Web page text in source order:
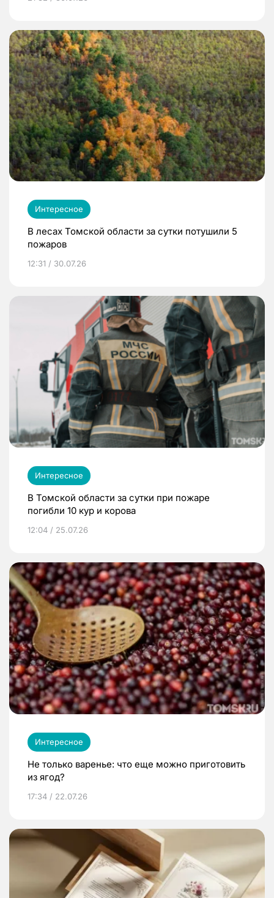
Интересное
В лесах Томской области за сутки потушили 5
пожаров
12:31 / 30.07.26
Интересное
В Томской области за сутки при пожаре
погибли 10 кур и корова
12:04 / 25.07.26
Интересное
Не только варенье: что еще можно приготовить
из ягод?
17:34 / 22.07.26